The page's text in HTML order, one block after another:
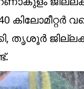
തൃശൂർ